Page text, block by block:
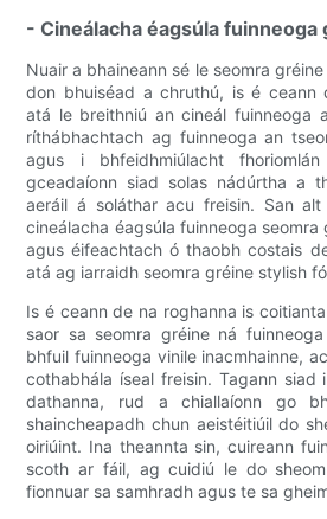
- Cineálacha éagsúla fuinneoga
Nuair a bhaineann sé le seomra
don bhuiséad a chruthú, is é ceann
atá le breithniú an cineál fuinneoga
ríthábhachtach ag fuinneoga an
agus i bhfeidhmiúlacht
gceadaíonn siad solas nádúrtha a
aeráil á soláthar acu freisin. San
cineálacha éagsúla fuinneoga seomra
agus éifeachtach ó thaobh costais
atá ag iarraidh seomra gréine stylish
Is é ceann de na roghanna is
saor sa seomra gréine ná
bhfuil fuinneoga vinile inacmhainne,
cothabhála íseal freisin. Tagann siad
dathanna, rud a chiallaíonn go
shaincheapadh chun aeistéitiúil do
oiriúint. Ina theannta sin, cuireann
scoth ar fáil, ag cuidiú le do
fionnuar sa samhradh agus te sa